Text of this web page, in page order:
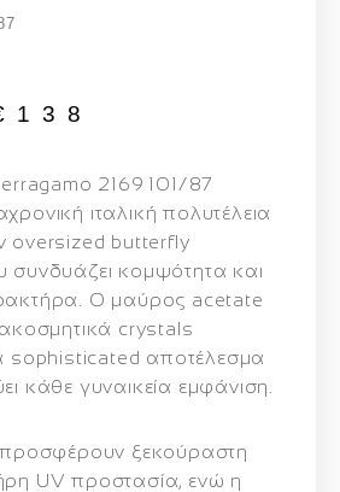
138
2169 101/87
ιταλική πολυτέλεια
oversized butterfly
συνδυάζει κομψότητα και
Ο μαύρος acetate
crystals
sophisticated αποτέλεσμα
κάθε γυναικεία εμφάνιση.
ξεκούραστη
UV προστασία, ενώ η